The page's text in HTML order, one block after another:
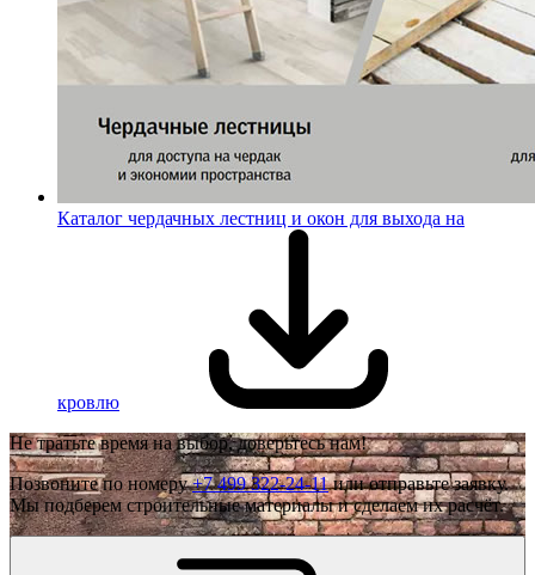
Каталог чердачных лестниц и окон для выхода на
кровлю
Не тратьте время на выбор, доверьтесь нам!
Позвоните по номеру+7 499 322-24-11или отправьте заявку.
Мы подберем строительные материалы и сделаем их расчёт.